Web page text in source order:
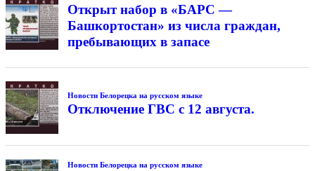
Открыт набор в «БАРС —
Башкортостан» из числа граждан,
пребывающих в запасе
Новости Белорецка на русском языке
Отключение ГВС с 12 августа.
Новости Белорецка на русском языке